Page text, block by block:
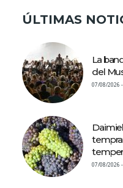
ÚLTIMAS
La
del
07/08/2026 -
07/08/2026